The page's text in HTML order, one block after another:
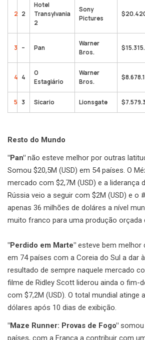
2 2
Hotel
Transylvania
2
Sony
Pictures
3 – Pan
Warner
Bros.
4 4
O
Estagiário
Warner
Bros.
5 3 Sicario Lionsgate
Resto do Mundo
"Pan" não esteve melhor por outras
Somou $20,5M (USD) em 54 países. O
mercado com $2,7M (USD) e a liderança
Rússia veio a seguir com $2M (USD) e o
apenas 36 milhões de doláres a nível
muito franco para uma produção orçada
"Perdido em Marte" esteve bem melhor
em 74 países com a Coreia do Sul a dar
resultado de sempre naquele mercado
filme de Ridley Scott liderou ainda o fim-
com $7,2M (USD). O total mundial atinge
dólares após 10 dias de exibição.
"Maze Runner: Provas de Fogo" somou
países, com a França a contribuir com